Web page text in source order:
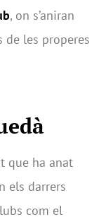
, on s’aniran
les properes
que ha anat
els darrers
com el